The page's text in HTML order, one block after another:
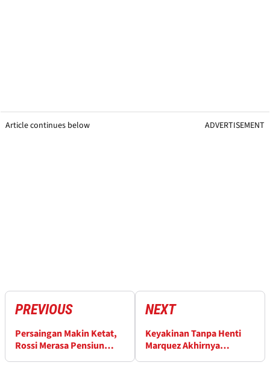
Article continues below ADVERTISEMENT
PREVIOUS
Persaingan Makin Ketat,
Rossi Merasa Pensiun
NEXT
Keyakinan Tanpa Henti
Marquez Akhirnya